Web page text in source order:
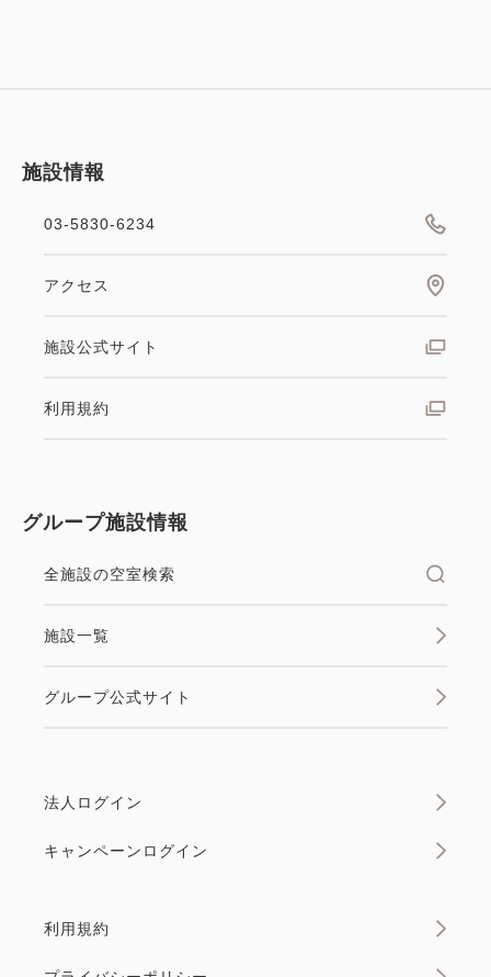
施設情報
03-5830-6234
アクセス
施設公式サイト
利用規約
グループ施設情報
全施設の空室検索
施設一覧
グループ公式サイト
法人ログイン
キャンペーンログイン
利用規約